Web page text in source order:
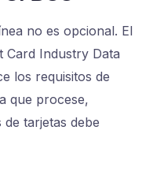
no es opcional. El
Card Industry Data
los requisitos de
que procese,
tarjetas debe